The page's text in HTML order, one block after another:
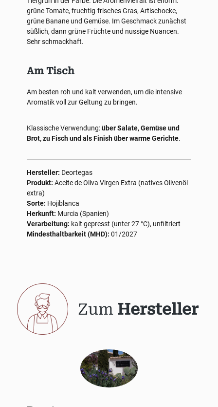
grüne Tomate, fruchtig-frisches Gras, Artischocke,
grüne Banane und Gemüse. Im Geschmack zunächst
süßlich, dann grüne Früchte und nussige Nuancen.
Sehr schmackhaft.
Am Tisch
Am besten roh und kalt verwenden, um die intensive
Aromatik voll zur Geltung zu bringen.
Klassische Verwendung:über Salate, Gemüse und
Brot, zu Fisch und als Finish über warme Gerichte.
Hersteller: Deortegas
Produkt: Aceite de Oliva Virgen Extra (natives Olivenöl
extra)
Sorte: Hojiblanca
Herkunft: Murcia (Spanien)
Verarbeitung: kalt gepresst (unter 27 °C), unfiltriert
Mindesthaltbarkeit (MHD): 01/2027
Zum Hersteller